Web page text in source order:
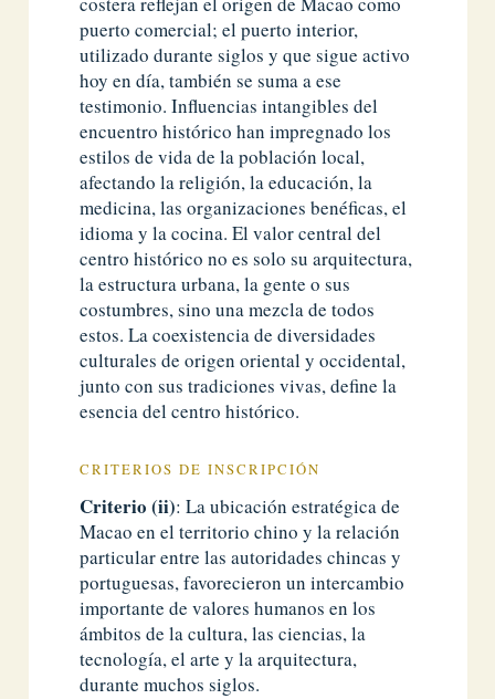
puerto comercial; el puerto interior,
utilizado durante siglos y que sigue activo
hoy en día, también se suma a ese
testimonio. Influencias intangibles del
encuentro histórico han impregnado los
estilos de vida de la población local,
afectando la religión, la educación, la
medicina, las organizaciones benéficas, el
idioma y la cocina. El valor central del
centro histórico no es solo su arquitectura,
la estructura urbana, la gente o sus
costumbres, sino una mezcla de todos
estos. La coexistencia de diversidades
culturales de origen oriental y occidental,
junto con sus tradiciones vivas, define la
esencia del centro histórico.
CRITERIOS DE INSCRIPCIÓN
Criterio (ii): La ubicación estratégica de
Macao en el territorio chino y la relación
particular entre las autoridades chincas y
portuguesas, favorecieron un intercambio
importante de valores humanos en los
ámbitos de la cultura, las ciencias, la
tecnología, el arte y la arquitectura,
durante muchos siglos.